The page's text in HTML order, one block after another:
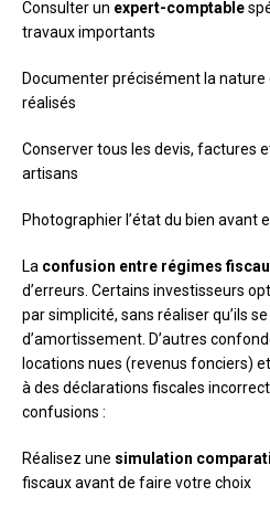
Consulter un expert-comptable
travaux importants
Documenter précisément la nature
réalisés
Conserver tous les devis, factures
artisans
Photographier l’état du bien avant
La confusion entre régimes
d’erreurs. Certains investisseurs
par simplicité, sans réaliser qu’ils
d’amortissement. D’autres
locations nues (revenus fonciers)
à des déclarations fiscales
confusions :
Réalisez une simulation
fiscaux avant de faire votre choix